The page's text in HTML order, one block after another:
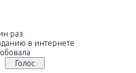
раз
в интернете